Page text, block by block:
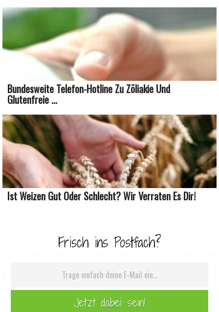
Bundesweite Telefon-Hotline Zu Zöliakie Und
Glutenfreie ...
Ist Weizen Gut Oder Schlecht? Wir Verraten Es Dir!
Frisch ins Postfach?